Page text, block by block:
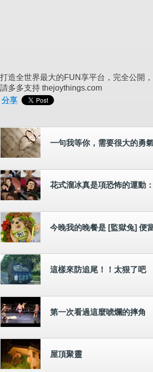
打造全世界最大的FUN享平台，完全公開
請多多支持 thejoythings.com
分享
一句我等你，需要很大的勇
今晚我的晚餐是 [監獄兔] 便
這樣來防追尾！！太狠了吧
第一次看過這麼唬爛的摔角
屋頂聚靈